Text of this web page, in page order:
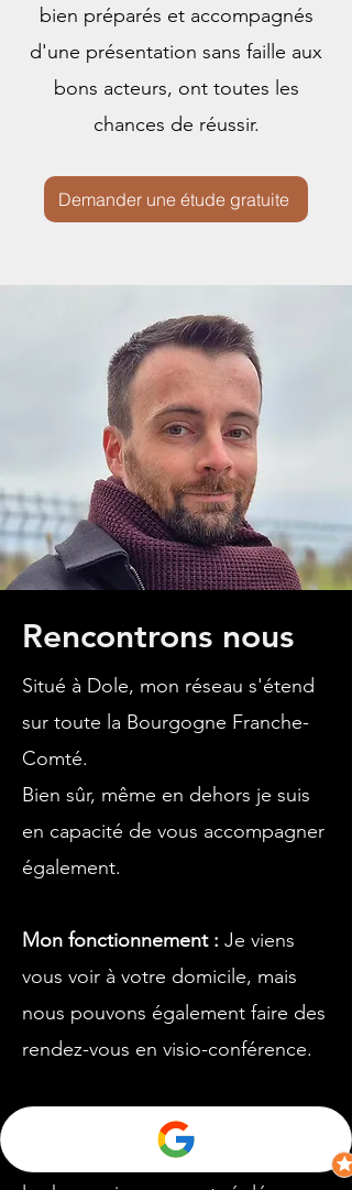
bien préparés et accompagnés
d'une présentation sans faille aux
bons acteurs, ont toutes les
chances de réussir.
Demander une étude gratuite
Rencontrons nous
Situé à Dole, mon réseau s'étend
sur toute la Bourgogne Franche-
Comté.
Bien sûr, même en dehors je suis
en capacité de vous accompagner
également.
Mon fonctionnement : Je viens
vous voir à votre domicile, mais
nous pouvons également faire des
rendez-vous en visio-conférence.
Le premier rendez vous n'est pas
engageant et totalement gratuit,